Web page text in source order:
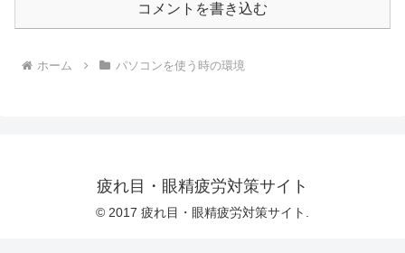
コメントを書き込む
ホーム パソコンを使う時の環境
疲れ目・眼精疲労対策サイト
© 2017 疲れ目・眼精疲労対策サイト.